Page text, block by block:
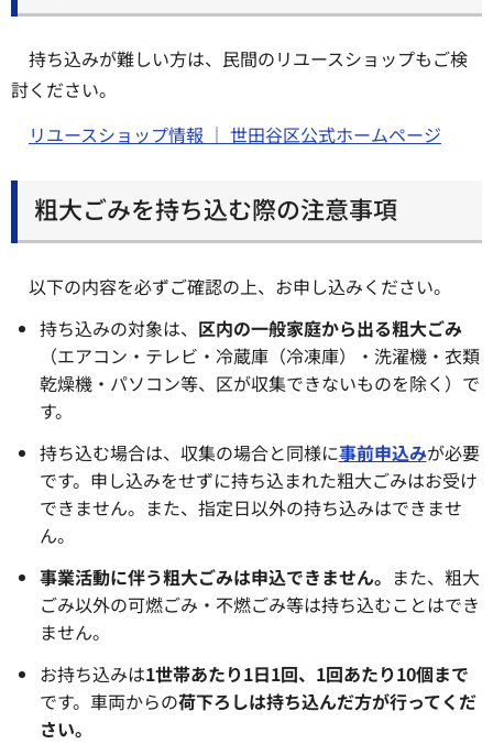
持ち込みが難しい方は、民間のリユースショップもご検
討ください。
リユースショップ情報 ｜ 世田谷区公式ホームページ
粗大ごみを持ち込む際の注意事項
以下の内容を必ずご確認の上、お申し込みください。
持ち込みの対象は、 区内の一般家庭から出る粗大ごみ
（エアコン・テレビ・冷蔵庫（冷凍庫）・洗濯機・衣類
乾燥機・パソコン等、区が収集できないものを除く）で
す。
持ち込む場合は、収集の場合と同様に事前申込みが必要
です。申し込みをせずに持ち込まれた粗大ごみはお受け
できません。また、指定日以外の持ち込みはできませ
ん。
事業活動に伴う粗大ごみは申込できません。 また、粗大
ごみ以外の可燃ごみ・不燃ごみ等は持ち込むことはでき
ません。
お持ち込みは1世帯あたり1日1回、1回あたり10個まで
です。車両からの荷下ろしは持ち込んだ方が行ってくだ
さい。